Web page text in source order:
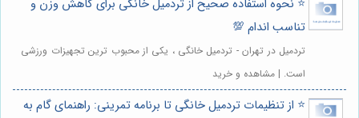
⭐️ نحوه استفاده صحیح از تردمیل خانگی برای کاهش وزن و
تناسب اندام 💯
تردمیل در تهران - تردمیل خانگی ، یکی از محبوب ترین تجهیزات ورزشی
است. | مشاهده و خرید
⭐️ از تنظیمات تردمیل خانگی تا برنامه تمرینی: راهنمای گام به